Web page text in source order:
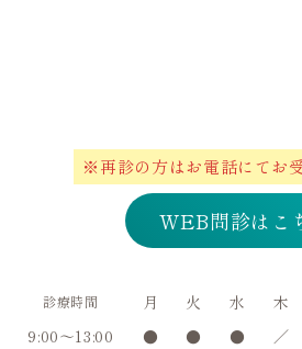
※再診の方はお電話にてお
WEB問診はこ
診療時間 月 火 水 木
9:00～13:00
● ● ● ／